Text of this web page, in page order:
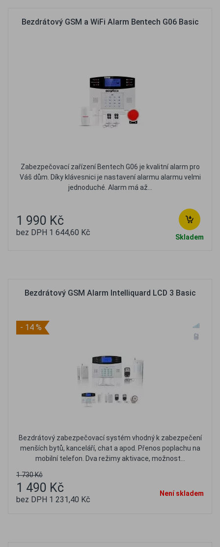
Bezdrátový GSM a WiFi Alarm Bentech G06 Basic
Zabezpečovací zařízení Bentech G06 je kvalitní alarm pro
Váš dům. Díky klávesnici je nastavení alarmu alarmu velmi
jednoduché. Alarm má až...
1 990 Kč
bez DPH 1 644,60 Kč Skladem
Bezdrátový GSM Alarm Intelliquard LCD 3 Basic
- 14 %
Bezdrátový zabezpečovací systém vhodný k zabezpečení
menších bytů, kanceláří, chat a apod. Přenos poplachu na
mobilní telefon. Dva režimy aktivace, možnost...
1 730 Kč
1 490 Kč
bez DPH 1 231,40 Kč
Není skladem